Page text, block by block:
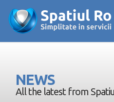
NEWS
All the latest from